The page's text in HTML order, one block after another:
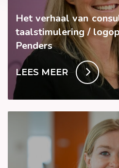
Het verhaal van
taalstimulering /
Penders
LEES MEER